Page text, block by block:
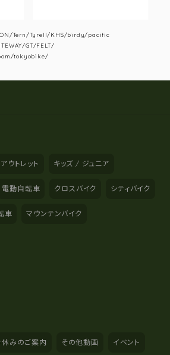
Tern/Tyrell/KHS/birdy/pacific
GT/FELT/
tokyobike/
地
アウトレット キッズ / ジュニア
電動自転車 クロスバイク シティバイク
車 マウンテンバイク
休みのご案内 その他動画 イベント